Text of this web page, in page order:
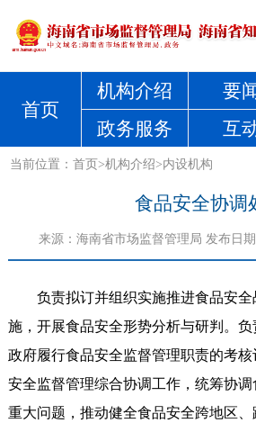
首页
机构介绍 要
政务服务
互
当前位置：首页>机构介绍>内设机构
食品安全协调
来源： 海南省市场监督管理局 发布日
负责拟订并组织实施推进食品安
施，开展食品安全形势分析与研判。
政府履行食品安全监督管理职责的考
安全监督管理综合协调工作，统筹协
重大问题，推动健全食品安全跨地区